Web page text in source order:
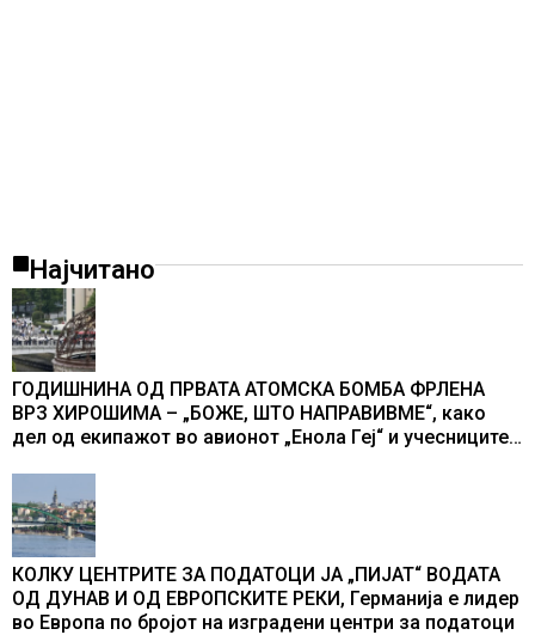
Најчитано
ГОДИШНИНА ОД ПРВАТА АТОМСКА БОМБА ФРЛЕНА
ВРЗ ХИРОШИМА – „БОЖЕ, ШТО НАПРАВИВМЕ“, како
дел од екипажот во авионот „Енола Геј“ и учесниците
промени текот на историјата
КОЛКУ ЦЕНТРИТЕ ЗА ПОДАТОЦИ ЈА „ПИЈАТ“ ВОДАТА
ОД ДУНАВ И ОД ЕВРОПСКИТЕ РЕКИ, Германија е лидер
во Европа по бројот на изградени центри за податоци